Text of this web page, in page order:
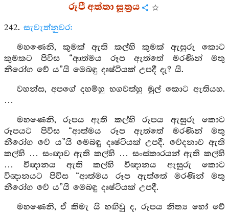
රූපී අත්තා සූත්‍රය
242. සැවැත්නුවර:
මහණෙනි, කුමක් ඇති කල්හි කුමක් ඇසුරු කොට
කුමකට පිවිස “ආත්මය රූප ඇත්තේ මරණින් මතු
නීරෝග වේ ය”යි මෙබඳු දෘෂ්ටියක් උපදී දැ? යි.
වහන්ස, අපගේ දහම්හු භගවත්හු මුල් කොට ඇතියහ.
…
මහණෙනි, රූපය ඇති කල්හි රූපය ඇසුරු කොට
රූපයට පිවිස “ආත්මය රූප ඇත්තේ මරණින් මතු
නීරෝග වේ ය”යි මෙබඳු දෘෂ්ටියක් උපදී. වේදනාව ඇති
කල්හි … සංඥාව ඇති කල්හි … සංස්කාරයන් ඇති කල්හි
… විඥානය ඇති කල්හි විඥානය ඇසුරු කොට
විඥානයට පිවිස “ආත්මය රූප ඇත්තේ මරණින් මතු
නීරෝග වේ ය”යි මෙබඳු දෘෂ්ටියක් උපදී.
මහණෙනි, ඒ කිමැ යි හඟිවු ද, රූපය නිත්‍ය හෝ වේ